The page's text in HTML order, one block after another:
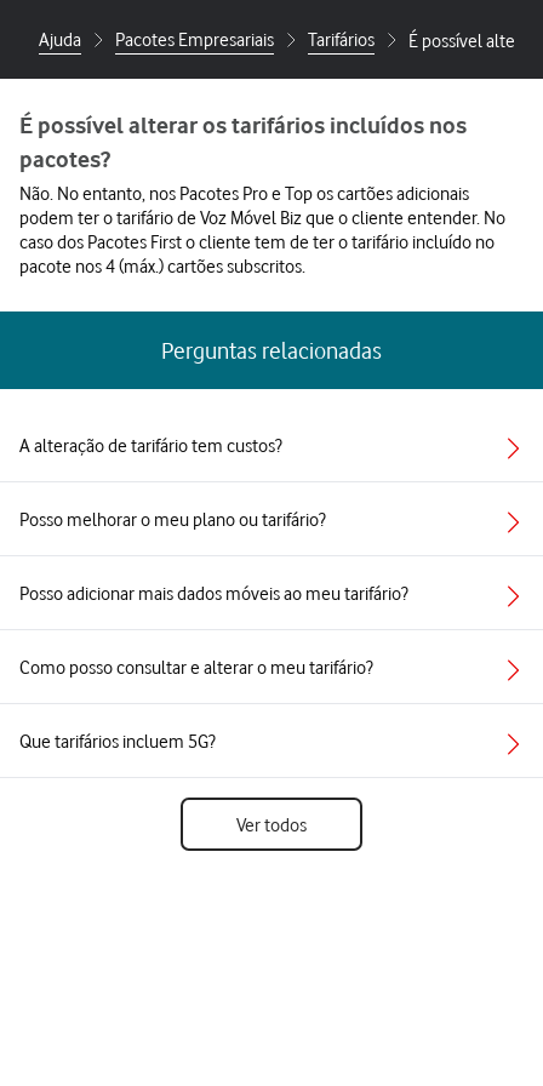
Ajuda Pacotes Empresariais Tarifários É possível alterar
É possível alterar os tarifários incluídos nos
pacotes?
Não. No entanto, nos Pacotes Pro e Top os cartões adicionais
podem ter o tarifário de Voz Móvel Biz que o cliente entender. No
caso dos Pacotes First o cliente tem de ter o tarifário incluído no
pacote nos 4 (máx.) cartões subscritos.
Perguntas relacionadas
A alteração de tarifário tem custos?
Posso melhorar o meu plano ou tarifário?
Posso adicionar mais dados móveis ao meu tarifário?
Como posso consultar e alterar o meu tarifário?
Que tarifários incluem 5G?
Ver todos